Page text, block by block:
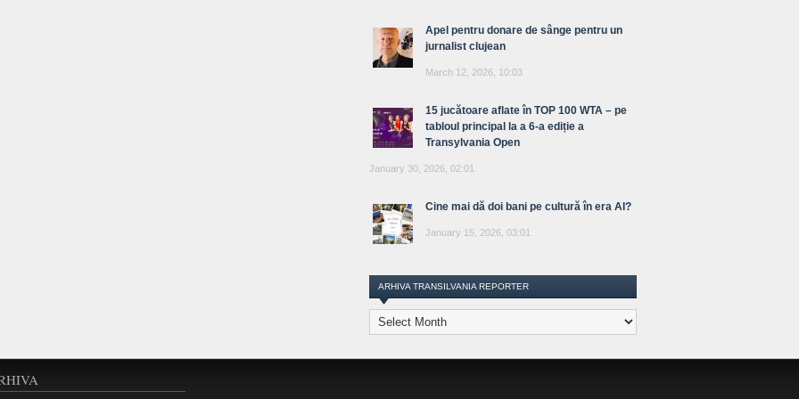
Apel pentru donare de sânge pentru un
jurnalist clujean
March 12, 2026, 10:03
15 jucătoare aflate în TOP 100 WTA – pe
tabloul principal la a 6-a ediție a
Transylvania Open
January 30, 2026, 02:01
Cine mai dă doi bani pe cultură în era AI?
January 15, 2026, 03:01
ARHIVA TRANSILVANIA REPORTER
Arhiva
Transilvania